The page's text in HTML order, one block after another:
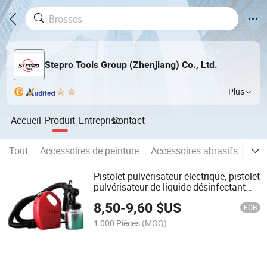
Stepro Tools Group (Zhenjiang) Co., Ltd.
Plus
Accueil Produit EntrepriseContact
Tout Accessoires de peinture Accessoires abrasifs
Pistolet pulvérisateur électrique, pistolet
pulvérisateur de liquide désinfectant
8,50-9,60 $US FOB
1 000 Pièces (MOQ)